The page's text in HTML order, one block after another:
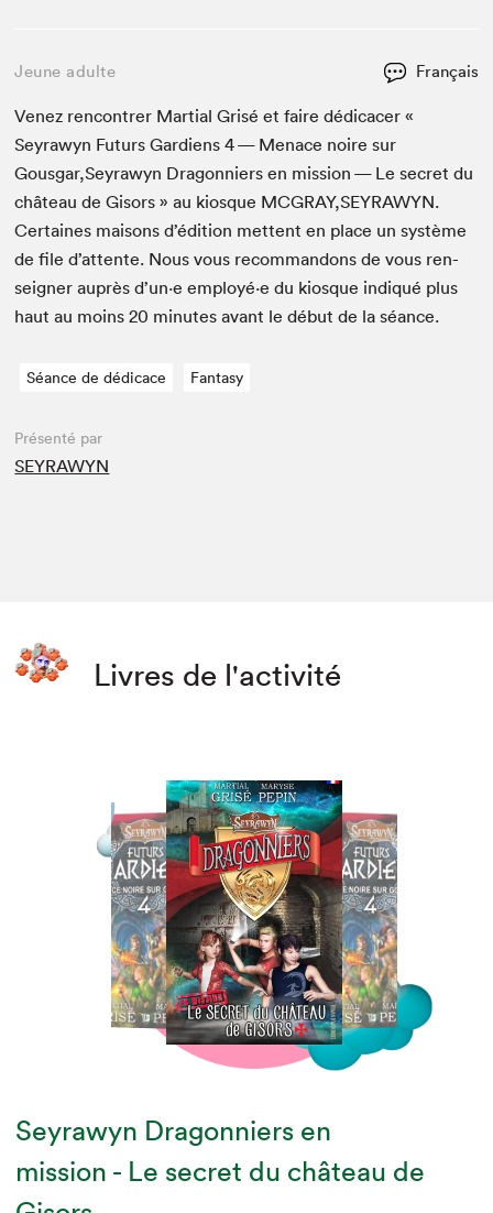
Jeune adulte Français
Venez ren­con­tr­er Mar­tial Grisé et faire dédi­cac­er «
Seyrawyn Futurs Gar­di­ens4— Men­ace noire sur
Gousgar,Seyrawyn Drag­onniers en mis­sion — Le secret du
château de Gisors » au kiosque MCGRAY,SEYRAWYN.
Cer­taines maisons d’édi­tion met­tent en place un sys­tème
de file d’at­tente. Nous vous recom­man­dons de vous ren­
seign­er auprès d’un·e employé·e du kiosque indiqué plus
haut au moins20 min­utes avant le début de la séance.
Séance de dédicace Fantasy
Présenté par
SEYRAWYN
Livres de l'activité
Seyrawyn Dragonniers en
mission - Le secret du château de